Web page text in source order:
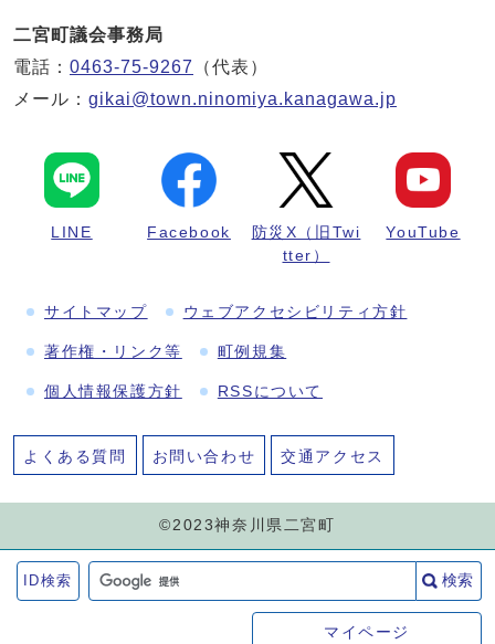
ID検索 検索
マイページ
二宮町議会事務局
電話： 0463-75-9267
（代表）
メール： gikai@town.ninomiya.kanagawa.jp
LINE Facebook
防災X（旧Twi
tter）
YouTube
サイトマップ ウェブアクセシビリティ方針
著作権・リンク等 町例規集
個人情報保護方針 RSSについて
よくある質問 お問い合わせ 交通アクセス
©2023神奈川県二宮町